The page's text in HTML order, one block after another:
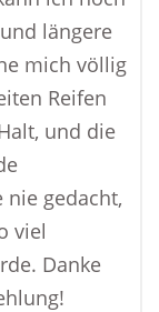
längere
mich völlig
Reifen
und die
nie gedacht,
viel
Danke